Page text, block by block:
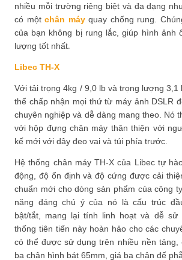
nhiều mỗi trường riêng biệt và đa dạng
có mộtchân máyquay chống rung.
của bạn không bị rung lắc, giúp hình ảnh
lượng tốt nhất.
Libec TH-X
Với tải trọng 4kg / 9,0 lb và trọng lượng 3,1
thể chấp nhận mọi thứ từ máy ảnh DSLR
chuyên nghiệp và dễ dàng mang theo. Nó
với hộp đựng chân máy thân thiện với
kế mới với dây đeo vai và túi phía trước.
Hệ thống chân máy TH-X của Libec tự
động, độ ổn định và độ cứng được cải
chuẩn mới cho dòng sản phẩm của công
năng đáng chú ý của nó là cấu trúc
bật/tắt, mang lại tính linh hoạt và dễ sử
thống tiên tiến này hoàn hảo cho các
có thể được sử dụng trên nhiều nền tảng,
ba chân hình bát 65mm, giá ba chân đế